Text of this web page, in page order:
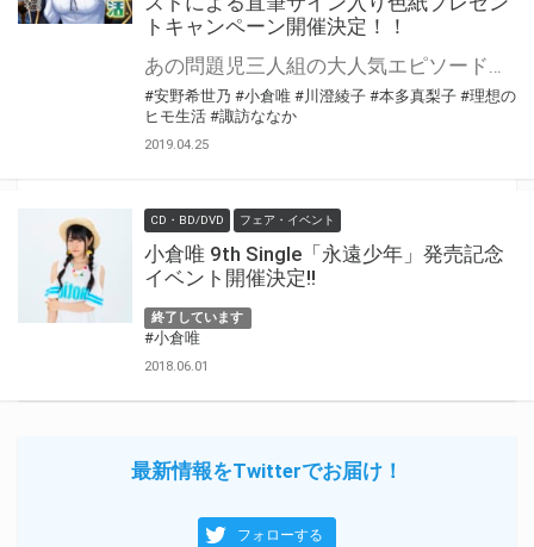
トキャンペーン開催決定！！
#安野希世乃 #小倉唯 #川澄綾子 #本多真梨子 #理想の
ヒモ生活 #諏訪ななか
2019.04.25
CD・BD/DVD フェア・イベント
小倉唯 9th Single「永遠少年」発売記念
イベント開催決定!!
終了しています
#小倉唯
2018.06.01
最新情報をTwitterでお届け！
フォローする